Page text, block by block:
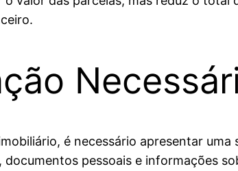
é necessário apresentar
pessoais e informações